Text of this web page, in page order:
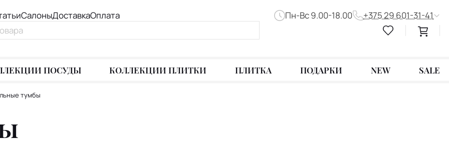
СалоныДоставкаОплата Пн-Вс 9.00-18.00 +375 29 601-31-41
ПОСУДЫ КОЛЛЕКЦИИ ПЛИТКИ ПЛИТКА ПОДАРКИ NEW SALE
тумбы